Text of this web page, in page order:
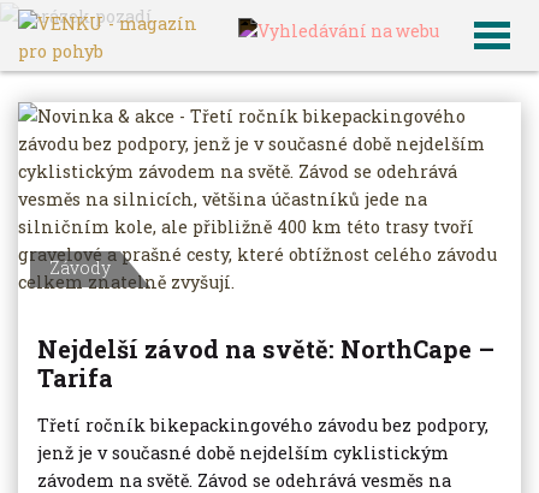
VENKU Archiv článků
Závody
Nejdelší závod na světě: NorthCape –
Tarifa
Třetí ročník bikepackingového závodu bez podpory,
jenž je v současné době nejdelším cyklistickým
závodem na světě. Závod se odehrává vesměs na